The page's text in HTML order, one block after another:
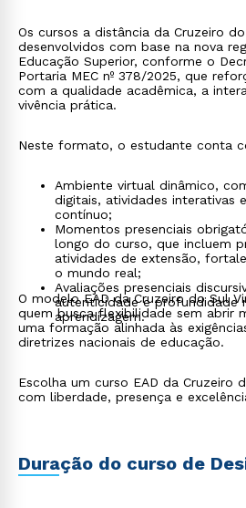
Os cursos a distância da Cruzeiro
desenvolvidos com base na nova
Educação Superior, conforme o
Portaria MEC nº 378/2025, que
com a qualidade acadêmica, a
vivência prática.
Neste formato, o estudante conta
Ambiente virtual dinâmico,
digitais, atividades interativas
contínuo;
Momentos presenciais
longo do curso, que incluem
atividades de extensão,
o mundo real;
Avaliações presenciais
autenticidade e profundidade
aprendizagem.
O modelo EAD da Cruzeiro do Sul
quem busca flexibilidade sem abrir
uma formação alinhada às
diretrizes nacionais de educação.
Escolha um curso EAD da Cruzeiro
com liberdade, presença e
Duração do curso de